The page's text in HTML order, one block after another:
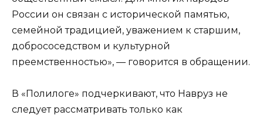
России он связан с исторической памятью,
семейной традицией, уважением к старшим,
добрососедством и культурной
преемственностью», — говорится в обращении.
В «Полилоге» подчеркивают, что Навруз не
следует рассматривать только как